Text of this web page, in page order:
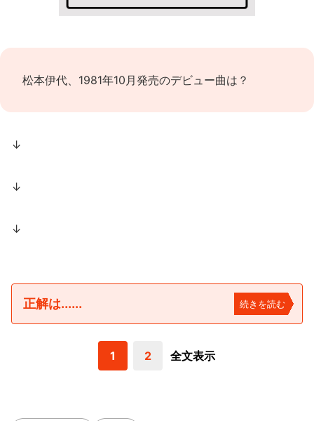
松本伊代、1981年10月発売のデビュー曲は？
↓
↓
↓
正解は...... 続きを読む
1 2 全文表示